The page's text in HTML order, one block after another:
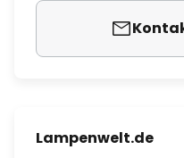
Lampenwelt.de